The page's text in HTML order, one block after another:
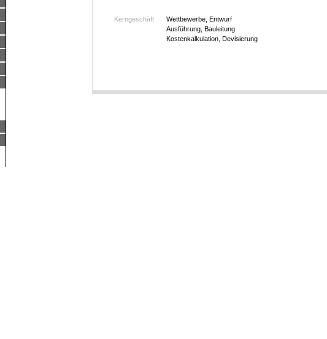
Kerngeschäft
Wettbewerbe, Entwurf
Ausführung, Bauleitung
Kostenkalkulation, Devisierung